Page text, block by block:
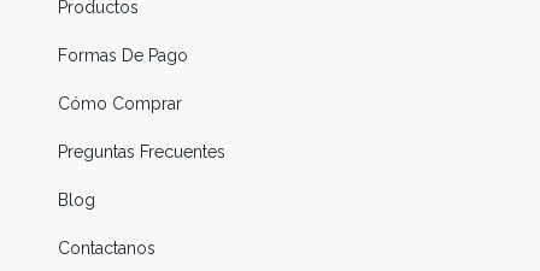
Productos
Formas De Pago
Cómo Comprar
Preguntas Frecuentes
Blog
Contactanos